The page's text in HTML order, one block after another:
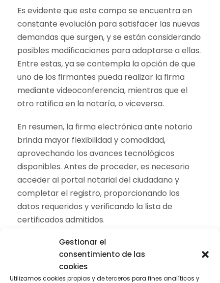
Gestionar el
consentimiento de las
cookies
Utilizamos cookies propias y de terceros para fines analíticos y
Es evidente que este campo se encuentra en
constante evolución para satisfacer las nuevas
demandas que surgen, y se están considerando
posibles modificaciones para adaptarse a ellas.
Entre estas, ya se contempla la opción de que
uno de los firmantes pueda realizar la firma
mediante videoconferencia, mientras que el
otro ratifica en la notaría, o viceversa.
En resumen, la firma electrónica ante notario
brinda mayor flexibilidad y comodidad,
aprovechando los avances tecnológicos
disponibles. Antes de proceder, es necesario
acceder al portal notarial del ciudadano y
completar el registro, proporcionando los
datos requeridos y verificando la lista de
certificados admitidos.